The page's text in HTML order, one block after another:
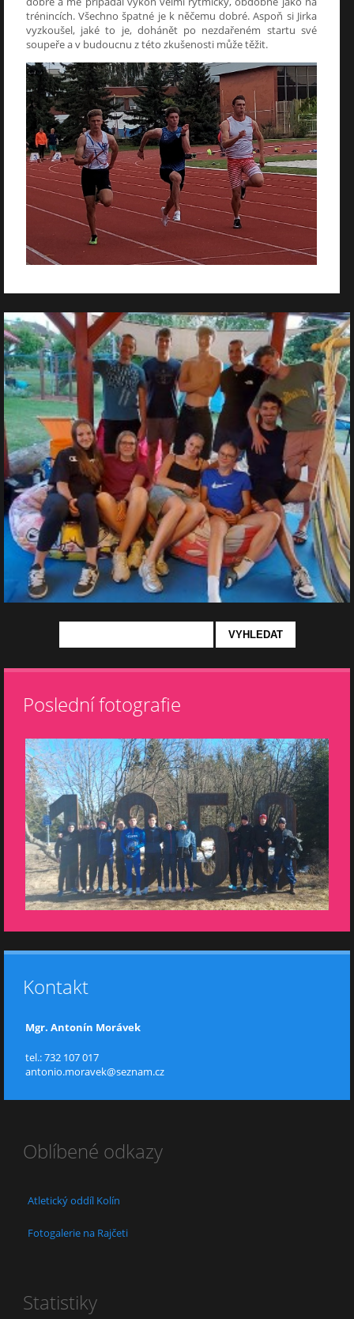
trénincích. Všechno špatné je k něčemu dobré. Aspoň si Jirka
vyzkoušel, jaké to je, dohánět po nezdařeném startu své
soupeře a v budoucnu z této zkušenosti může těžit.
Poslední fotografie
Kontakt
Mgr. Antonín Morávek
tel.: 732 107 017
antonio.moravek@seznam.cz
Oblíbené odkazy
Atletický oddíl Kolín
Fotogalerie na Rajčeti
Statistiky